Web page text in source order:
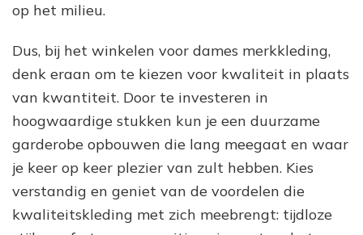
op het milieu.
Dus, bij het winkelen voor dames merkkleding,
denk eraan om te kiezen voor kwaliteit in plaats
van kwantiteit. Door te investeren in
hoogwaardige stukken kun je een duurzame
garderobe opbouwen die lang meegaat en waar
je keer op keer plezier van zult hebben. Kies
verstandig en geniet van de voordelen die
kwaliteitskleding met zich meebrengt: tijdloze